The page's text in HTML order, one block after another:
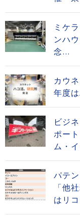
ミケ
ンハ
念...
カウ
年度
ビジ
ポー
ム・
パテ
「他
はリ